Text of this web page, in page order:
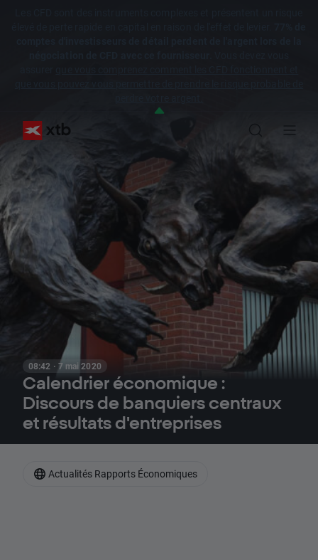
08:42 · 7 mai 2020
Calendrier économique :
Discours de banquiers centraux
et résultats d'entreprises
Actualités Rapports Économiques